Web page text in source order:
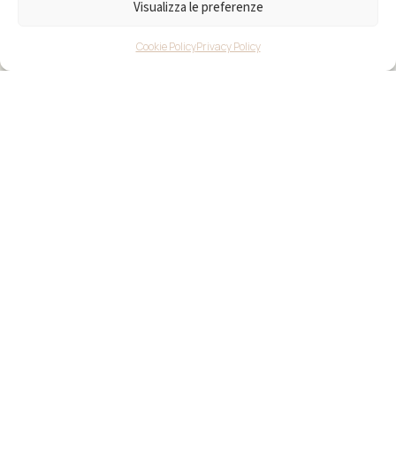
Visualizza le preferenze
Cookie PolicyPrivacy Policy